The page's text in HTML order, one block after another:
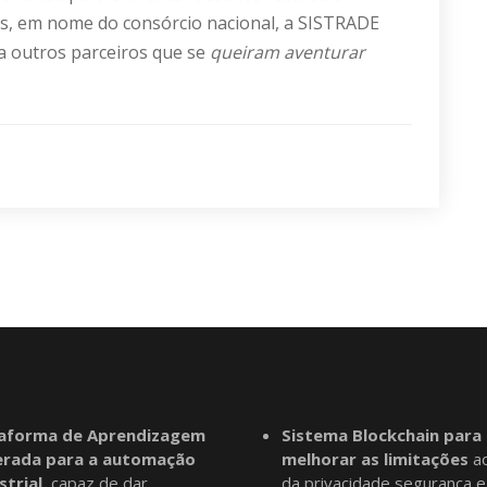
nome do consórcio nacional, a SISTRADE
outros parceiros que se queiram aventurar
de Aprendizagem
para a automação
, capaz de dar
Sistema Blockchain para
melhorar as limitações
da privacidade segurança e